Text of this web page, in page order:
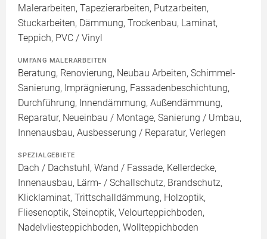
Malerarbeiten, Tapezierarbeiten, Putzarbeiten,
Stuckarbeiten, Dämmung, Trockenbau, Laminat,
Teppich, PVC / Vinyl
UMFANG MALERARBEITEN
Beratung, Renovierung, Neubau Arbeiten, Schimmel-
Sanierung, Imprägnierung, Fassadenbeschichtung,
Durchführung, Innendämmung, Außendämmung,
Reparatur, Neueinbau / Montage, Sanierung / Umbau,
Innenausbau, Ausbesserung / Reparatur, Verlegen
SPEZIALGEBIETE
Dach / Dachstuhl, Wand / Fassade, Kellerdecke,
Innenausbau, Lärm- / Schallschutz, Brandschutz,
Klicklaminat, Trittschalldämmung, Holzoptik,
Fliesenoptik, Steinoptik, Velourteppichboden,
Nadelvliesteppichboden, Wollteppichboden